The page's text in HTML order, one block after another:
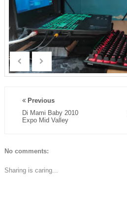
Previous
Di Mami Baby 2010
Expo Mid Valley
No comments:
Sharing is caring...